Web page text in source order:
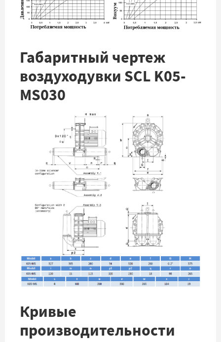
Габаритный чертеж
воздуходувки SCL K05-
MS030
Кривые
производительности